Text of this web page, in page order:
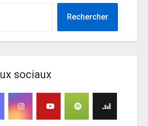
Rechercher
sociaux